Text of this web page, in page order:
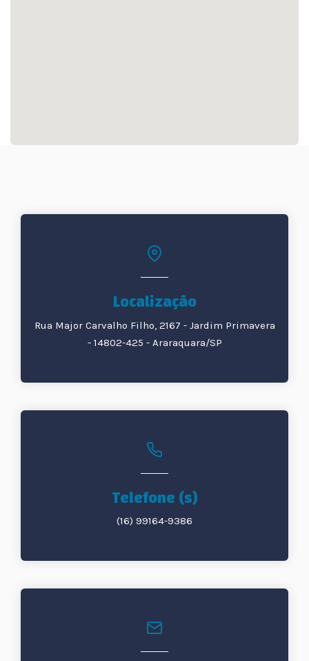
Localização
Rua Major Carvalho Filho, 2167 - Jardim Primavera
- 14802-425 - Araraquara/SP
Telefone (s)
(16) 99164-9386